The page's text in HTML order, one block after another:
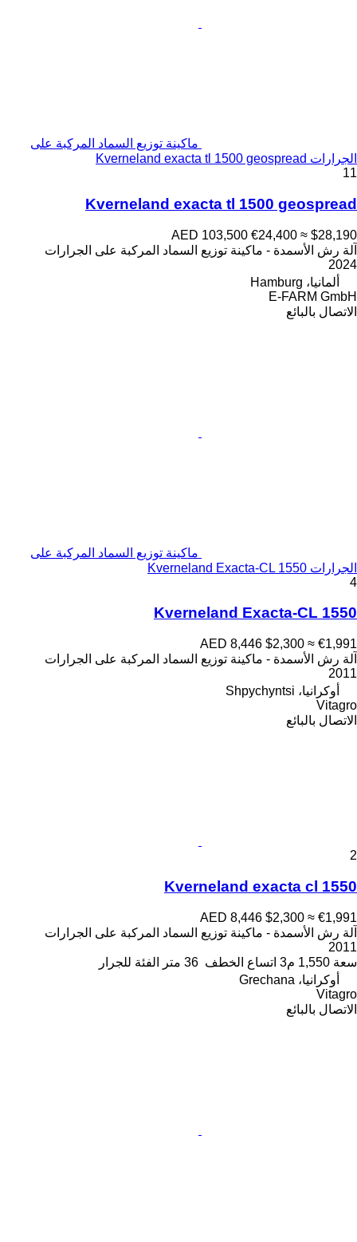
ماكينة توزيع السماد المركبة على
الجرارات Kverneland exacta tl 1500 geospread
11
Kverneland exacta tl 1500 geospread
AED 103,500 €24,400 ≈ $28,190
آلة رش الأسمدة - ماكينة توزيع السماد المركبة على الجرارات
2024
ألمانيا، Hamburg
E-FARM GmbH
الاتصال بالبائع
ماكينة توزيع السماد المركبة على
الجرارات Kverneland Exacta-CL 1550
4
Kverneland Exacta-CL 1550
AED 8,446 $2,300 ≈ €1,991
آلة رش الأسمدة - ماكينة توزيع السماد المركبة على الجرارات
2011
أوكرانيا، Shpychyntsi
Vitagro
الاتصال بالبائع
2
Kverneland exacta cl 1550
AED 8,446 $2,300 ≈ €1,991
آلة رش الأسمدة - ماكينة توزيع السماد المركبة على الجرارات
2011
سعة 1,550 م3 اتساع الخطف 36 متر الفئة للجرار
أوكرانيا، Grechana
Vitagro
الاتصال بالبائع